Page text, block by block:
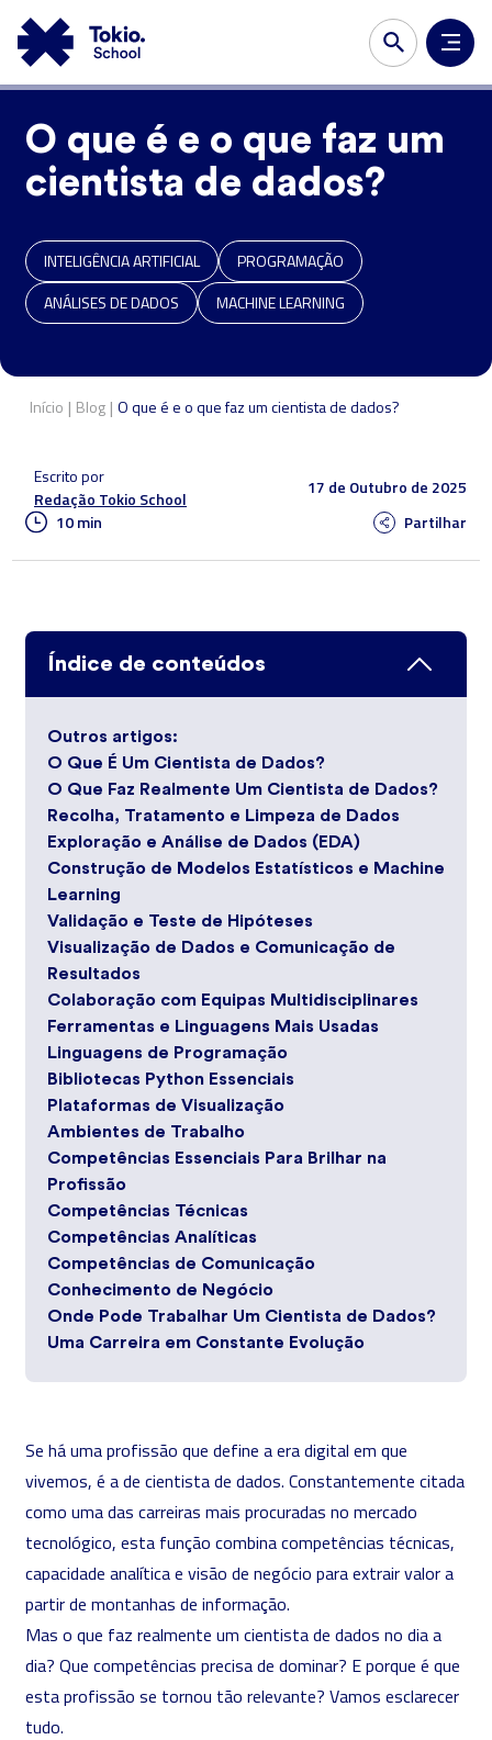
O que é e o que faz um
cientista de dados?
INTELIGÊNCIA ARTIFICIAL
PROGRAMAÇÃO
ANÁLISES DE DADOS
MACHINE LEARNING
Início | Blog | O que é e o que faz um cientista de dados?
Escrito por
Redação Tokio School
17 de Outubro de 2025
10 min
Partilhar
Índice de conteúdos
Outros artigos:
O Que É Um Cientista de Dados?
O Que Faz Realmente Um Cientista de Dados?
Recolha, Tratamento e Limpeza de Dados
Exploração e Análise de Dados (EDA)
Construção de Modelos Estatísticos e Machine
Learning
Validação e Teste de Hipóteses
Visualização de Dados e Comunicação de
Resultados
Colaboração com Equipas Multidisciplinares
Ferramentas e Linguagens Mais Usadas
Linguagens de Programação
Bibliotecas Python Essenciais
Plataformas de Visualização
Ambientes de Trabalho
Competências Essenciais Para Brilhar na
Profissão
Competências Técnicas
Competências Analíticas
Competências de Comunicação
Conhecimento de Negócio
Onde Pode Trabalhar Um Cientista de Dados?
Uma Carreira em Constante Evolução
Se há uma profissão que define a era digital em que
vivemos, é a de cientista de dados. Constantemente citada
como uma das carreiras mais procuradas no mercado
tecnológico, esta função combina competências técnicas,
capacidade analítica e visão de negócio para extrair valor a
partir de montanhas de informação.
Mas o que faz realmente um cientista de dados no dia a
dia? Que competências precisa de dominar? E porque é que
esta profissão se tornou tão relevante? Vamos esclarecer
tudo.